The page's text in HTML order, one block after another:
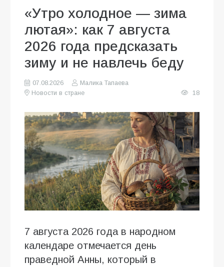
«Утро холодное — зима
лютая»: как 7 августа
2026 года предсказать
зиму и не навлечь беду
07.08.2026
Малика Тапаева
Новости в стране
18
7 августа 2026 года в народном
календаре отмечается день
праведной Анны, который в